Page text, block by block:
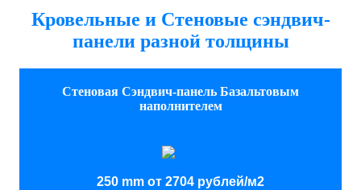
Кровельные и Стеновые сэндвич-
панели разной толщины
Стеновая Сэндвич-панель Базальтовым
наполнителем
250 mm от 2704 рублей/м2